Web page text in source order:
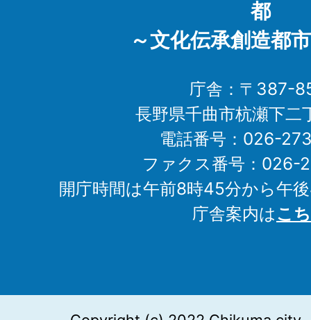
都
～文化伝承創造都
庁舎：〒387-
長野県千曲市杭瀬下二
電話番号：026-
ファクス番号：026-
開庁時間は午前8時45分から午
庁舎案内はこ